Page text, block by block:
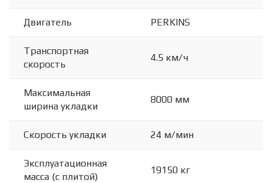
Двигатель PERKINS
Транспортная
скорость
4.5 км/ч
Максимальная
ширина укладки
8000 мм
Скорость укладки 24 м/мин
Эксплуатационная
масса (с плитой)
19150 кг